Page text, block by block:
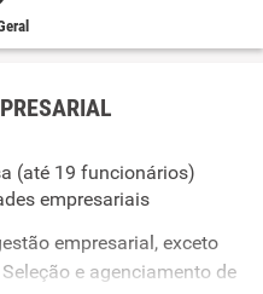
(até 19 funcionários)
empresariais
empresarial, exceto
e agenciamento de